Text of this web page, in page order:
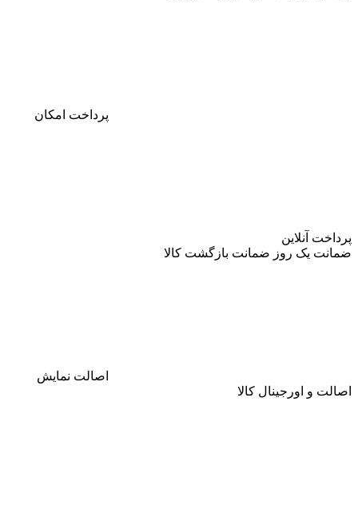
پرداخت امکان
پرداخت آنلاین
ضمانت یک روز ضمانت بازگشت کالا
اصالت نمایش
اصالت و اورجینال کالا